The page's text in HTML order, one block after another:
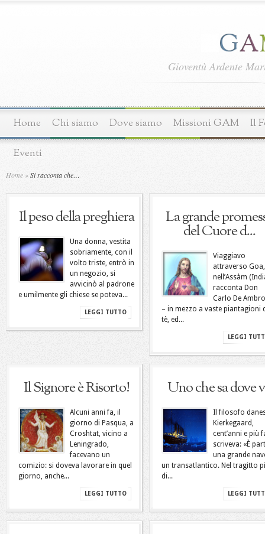
Gioventù Ardente
Home Chi siamo Dove siamo Missioni GAM Il
Eventi
Home »Si racconta che…
Il peso della preghiera
Una donna, vestita
sobriamente, con il
volto triste, entrò in
un negozio, si
avvicinò al padrone
e umilmente gli chiese se poteva...
LEGGI TUTTO
La grande
del Cuore d...
Viaggiavo
attraverso Goa,
nell’Assàm
racconta Don
Carlo De
– in mezzo a vaste piantagioni
tè, ed...
LEGGI
Il Signore è Risorto!
Alcuni anni fa, il
giorno di Pasqua, a
Croshtat, vicino a
Leningrado,
facevano un
comizio: si doveva lavorare in quel
giorno, anche...
LEGGI TUTTO
Uno che sa dove
Il filosofo
Kierkegaard,
cent’anni e più
scriveva: «È
una grande
un transatlantico. Nel tragitto
di...
LEGGI